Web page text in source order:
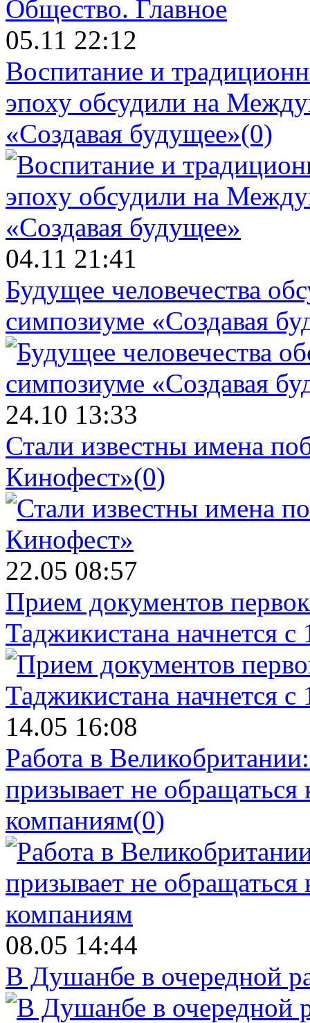
Общество. Главное
05.11 22:12
Воспитание и
эпоху обсудили на
«Создавая будущее»(0)
04.11 21:41
Будущее человечества
симпозиуме «Создавая
24.10 13:33
Стали известны имена
Кинофест»(0)
22.05 08:57
Прием документов
Таджикистана начнется с
14.05 16:08
Работа в
призывает не
компаниям(0)
08.05 14:44
В Душанбе в очередной